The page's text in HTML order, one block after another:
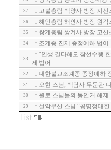
37 고불총림 백양사 방장 지선
36 해인총림 해인사 방장 원각
35 쌍계총림 쌍계사 방장 고산
34 조계종 진제 종정예하 법어
33
“인생 길다해도 참선수행
제 법어
32 대한불교조계종 종정예하
31 오현 스님, 백담사 무문관
30 원로 스님들의 동안거 해제
29 설악무산 스님 “공명정대